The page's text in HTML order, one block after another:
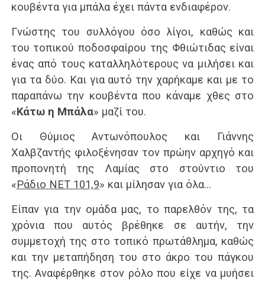
κουβέντα για μπάλα έχει πάντα ενδιαφέρον.
Γνώστης του συλλόγου όσο λίγοι, καθώς και
του τοπικού ποδοσφαίρου της Φθιώτιδας είναι
ένας από τους καταλληλότερους να μιλήσει και
για τα δύο. Και για αυτό την χαρήκαμε και με το
παραπάνω την κουβέντα που κάναμε χθες στο
«Κάτω η Μπάλα» μαζί του.
Οι Θύμιος Αντωνόπουλος και Γιάννης
Χαλβζαντής φιλοξένησαν τον πρώην αρχηγό και
προπονητή της Λαμίας στο στούντιο του
«Ράδιο ΝΕΤ 101,9» και μίλησαν για όλα…
Είπαν για την ομάδα μας, το παρελθόν της, τα
χρόνια που αυτός βρέθηκε σε αυτήν, την
συμμετοχή της στο τοπικό πρωτάθλημα, καθώς
και την μεταπήδηση του στο άκρο του πάγκου
της. Αναφέρθηκε στον ρόλο που είχε να μυήσει